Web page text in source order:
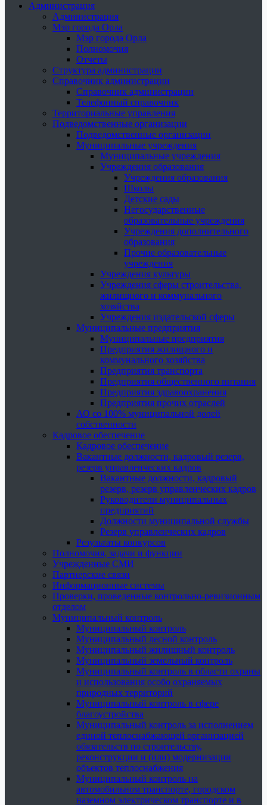
Администрация
Администрация
Мэр города Орла
Мэр города Орла
Полномочия
Отчеты
Структура администрации
Справочник администрации
Справочник администрации
Телефонный справочник
Территориальные управления
Подведомственные организации
Подведомственные организации
Муниципальные учреждения
Муниципальные учреждения
Учреждения образования
Учреждения образования
Школы
Детские сады
Негосударственные
образовательные учреждения
Учреждения дополнительного
образования
Прочие образовательные
учреждения
Учреждения культуры
Учреждения сферы строительства,
жилищного и коммунального
хозяйства
Учреждения издательской сферы
Муниципальные предприятия
Муниципальные предприятия
Предприятия жилищного и
коммунального хозяйства
Предприятия транспорта
Предприятия общественного питания
Предприятия здравоохранения
Предприятия прочих отраслей
АО со 100% муниципальной долей
собственности
Кадровое обеспечение
Кадровое обеспечение
Вакантные должности, кадровый резерв,
резерв управленческих кадров
Вакантные должности, кадровый
резерв, резерв управленческих кадров
Руководители муниципальных
предприятий
Должности муниципальной службы
Резерв управленческих кадров
Результаты конкурсов
Полномочия, задачи и функции
Учрежденные СМИ
Партнерские связи
Информационные системы
Проверки, проведенные контрольно-ревизионным
отделом
Муниципальный контроль
Муниципальный контроль
Муниципальный лесной контроль
Муниципальный жилищный контроль
Муниципальный земельный контроль
Муниципальный контроль в области охраны
и использования особо охраняемых
природных территорий
Муниципальный контроль в сфере
благоустройства
Муниципальный контроль за исполнением
единой теплоснабжающей организацией
обязательств по строительству,
реконструкции и (или) модернизации
объектов теплоснабжения
Муниципальный контроль на
автомобильном транспорте, городском
наземном электрическом транспорте и в